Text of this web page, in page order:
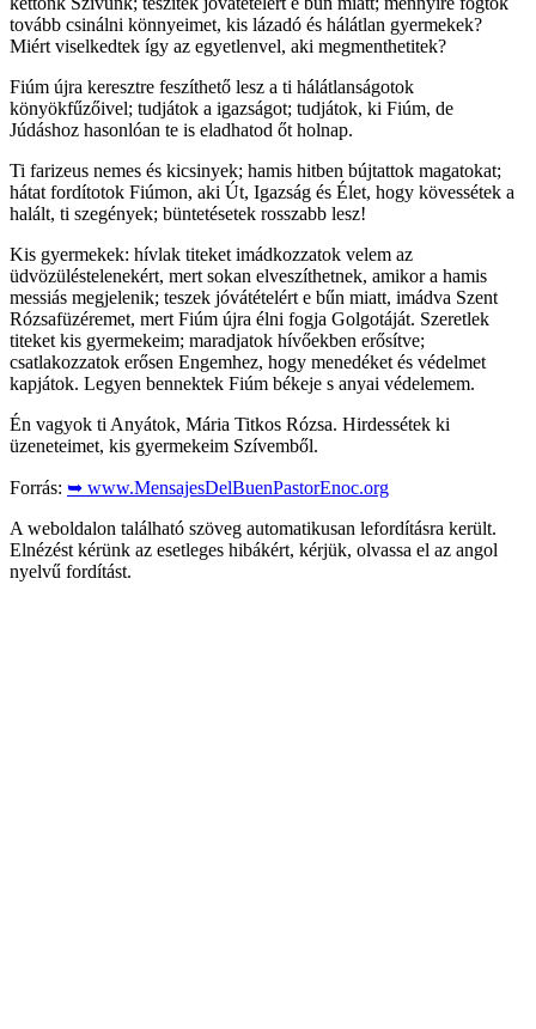
tovább csinálni könnyeimet, kis lázadó és hálátlan gyermekek?
Miért viselkedtek így az egyetlenvel, aki megmenthetitek?
Fiúm újra keresztre feszíthető lesz a ti hálátlanságotok
könyökfűzőivel; tudjátok a igazságot; tudjátok, ki Fiúm, de
Júdáshoz hasonlóan te is eladhatod őt holnap.
Ti farizeus nemes és kicsinyek; hamis hitben bújtattok magatokat;
hátat fordítotok Fiúmon, aki Út, Igazság és Élet, hogy kövessétek a
halált, ti szegények; büntetésetek rosszabb lesz!
Kis gyermekek: hívlak titeket imádkozzatok velem az
üdvözüléstelenekért, mert sokan elveszíthetnek, amikor a hamis
messiás megjelenik; teszek jóvátételért e bűn miatt, imádva Szent
Rózsafüzéremet, mert Fiúm újra élni fogja Golgotáját. Szeretlek
titeket kis gyermekeim; maradjatok hívőekben erősítve;
csatlakozzatok erősen Engemhez, hogy menedéket és védelmet
kapjátok. Legyen bennektek Fiúm békeje s anyai védelemem.
Én vagyok ti Anyátok, Mária Titkos Rózsa. Hirdessétek ki
üzeneteimet, kis gyermekeim Szívemből.
Forrás: ➥ www.MensajesDelBuenPastorEnoc.org
A weboldalon található szöveg automatikusan lefordításra került.
Elnézést kérünk az esetleges hibákért, kérjük, olvassa el az angol
nyelvű fordítást.